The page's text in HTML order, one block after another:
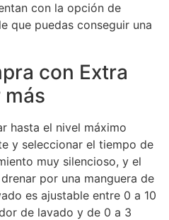
con la opción de
que puedas conseguir una
con Extra
más
hasta el nivel máximo
y seleccionar el tiempo de
muy silencioso, y el
por una manguera de
es ajustable entre 0 a 10
de lavado y de 0 a 3